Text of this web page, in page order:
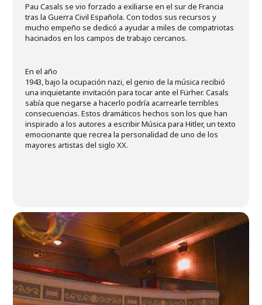
Pau Casals se vio forzado a exiliarse en el sur de Francia
tras la Guerra Civil Española. Con todos sus recursos y
mucho empeño se dedicó a ayudar a miles de compatriotas
hacinados en los campos de trabajo cercanos.
En el año
1943, bajo la ocupación nazi, el genio de la música recibió
una inquietante invitación para tocar ante el Fürher. Casals
sabía que negarse a hacerlo podría acarrearle terribles
consecuencias. Estos dramáticos hechos son los que han
inspirado a los autores a escribir Música para Hitler, un texto
emocionante que recrea la personalidad de uno de los
mayores artistas del siglo XX.